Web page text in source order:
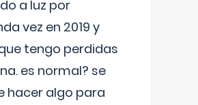
a luz por
vez en 2019 y
tengo perdidas
es normal? se
hacer algo para